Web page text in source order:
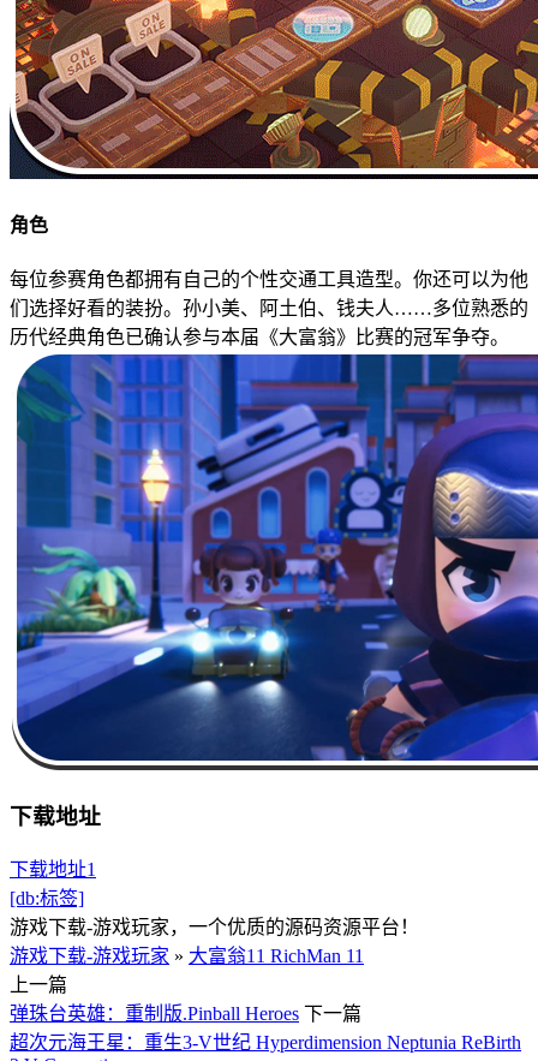
角色
每位参赛角色都拥有自己的个性交通工具造型。你还可以为他
们选择好看的装扮。孙小美、阿土伯、钱夫人……多位熟悉的
历代经典角色已确认参与本届《大富翁》比赛的冠军争夺。
下载地址
下载地址1
[db:标签]
游戏下载-游戏玩家，一个优质的源码资源平台！
游戏下载-游戏玩家 » 大富翁11 RichMan 11
上一篇
弹珠台英雄：重制版.Pinball Heroes 下一篇
超次元海王星：重生3-V世纪 Hyperdimension Neptunia ReBirth